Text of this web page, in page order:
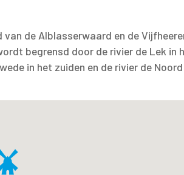
de Alblasserwaard en de
begrensd door de rivier de Lek in
in het zuiden en de rivier de